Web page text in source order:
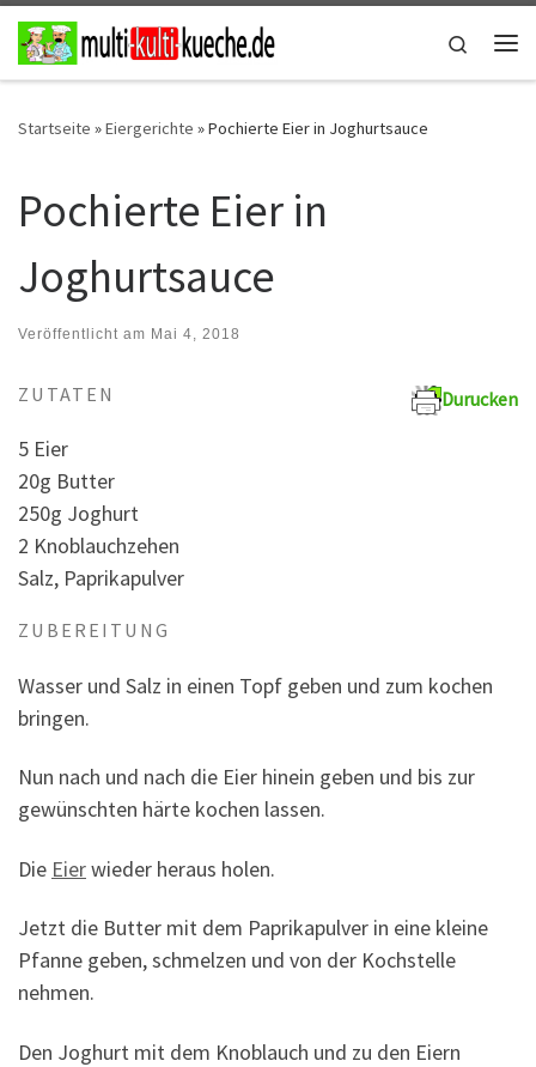
Zum Inhalt springen
Search
Startseite »Eiergerichte »Pochierte Eier in Joghurtsauce
Pochierte Eier in
Joghurtsauce
Veröffentlicht am Mai 4, 2018
Durucken
ZUTATEN
5 Eier
20g Butter
250g Joghurt
2 Knoblauchzehen
Salz, Paprikapulver
ZUBEREITUNG
Wasser und Salz in einen Topf geben und zum kochen
bringen.
Nun nach und nach die Eier hinein geben und bis zur
gewünschten härte kochen lassen.
Die Eierwieder heraus holen.
Jetzt die Butter mit dem Paprikapulver in eine kleine
Pfanne geben, schmelzen und von der Kochstelle
nehmen.
Den Joghurt mit dem Knoblauch und zu den Eiern